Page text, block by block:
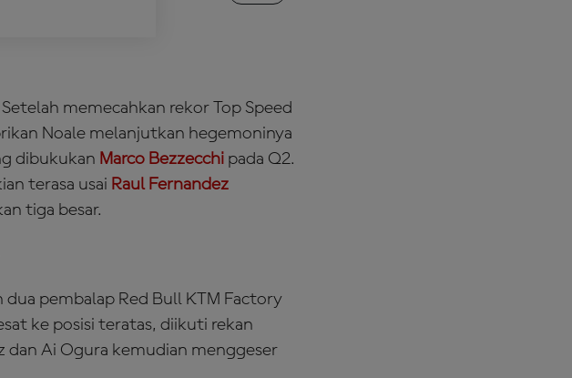
memecahkan rekor Top Speed
Noale melanjutkan hegemoninya
dibukukan Marco Bezzecchi pada Q2.
terasa usai Raul Fernandez
tiga besar.
pembalap Red Bull KTM Factory
ke posisi teratas, diikuti rekan
dan Ai Ogura kemudian menggeser